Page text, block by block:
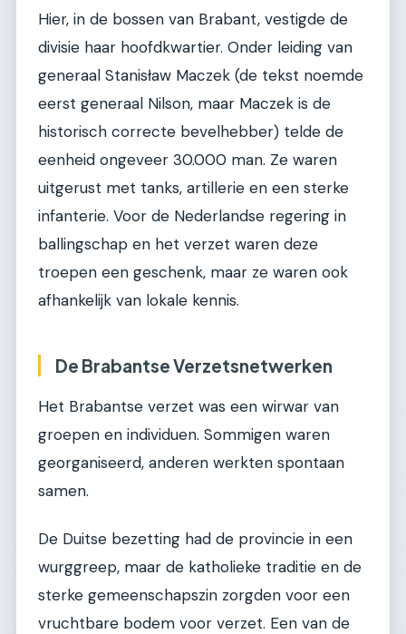
Hier, in de bossen van Brabant, vestigde de
divisie haar hoofdkwartier. Onder leiding van
generaal Stanisław Maczek (de tekst noemde
eerst generaal Nilson, maar Maczek is de
historisch correcte bevelhebber) telde de
eenheid ongeveer 30.000 man. Ze waren
uitgerust met tanks, artillerie en een sterke
infanterie. Voor de Nederlandse regering in
ballingschap en het verzet waren deze
troepen een geschenk, maar ze waren ook
afhankelijk van lokale kennis.
De Brabantse Verzetsnetwerken
Het Brabantse verzet was een wirwar van
groepen en individuen. Sommigen waren
georganiseerd, anderen werkten spontaan
samen.
De Duitse bezetting had de provincie in een
wurggreep, maar de katholieke traditie en de
sterke gemeenschapszin zorgden voor een
vruchtbare bodem voor verzet. Een van de